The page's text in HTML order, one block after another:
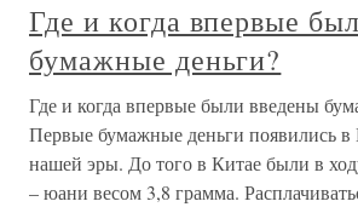
Где и когда впервые
бумажные деньги?
Где и когда впервые были введены
Первые бумажные деньги появились в
нашей эры. До того в Китае были в
– юани весом 3,8 грамма.